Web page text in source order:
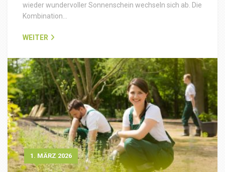
wieder wundervoller Sonnenschein wechseln sich ab. Die
Kombination…
WEITER
1. MÄRZ 2026